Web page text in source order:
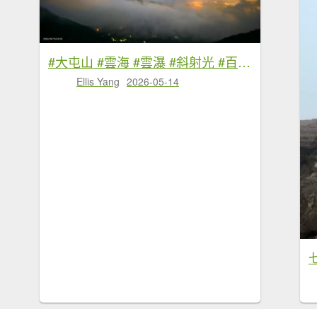
#大屯山 #雲海 #雲瀑 #斜射光 #百拉卡 #小油坑 #中湖戰備道 #雲海 5/14&15
Ellis Yang 2026-05-14